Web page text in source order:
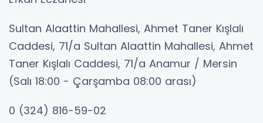
Sultan Alaattin Mahallesi, Ahmet Taner Kışlalı
Caddesi, 71/a Sultan Alaattin Mahallesi, Ahmet
Taner Kışlalı Caddesi, 71/a Anamur / Mersin
(Salı 18:00 - Çarşamba 08:00 arası)
0 (324) 816-59-02